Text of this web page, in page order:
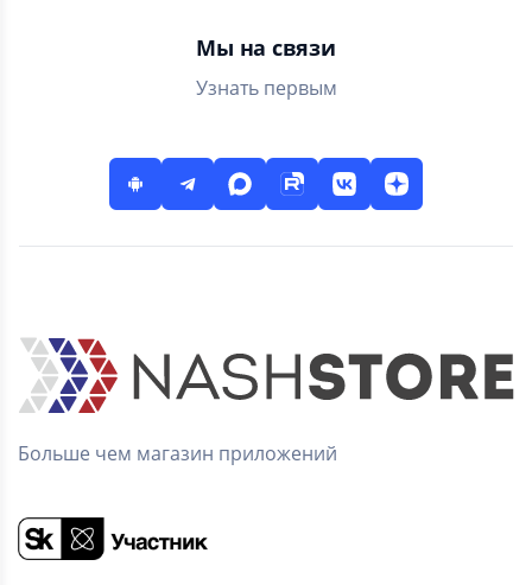
Мы на связи
Узнать первым
Больше чем магазин приложений